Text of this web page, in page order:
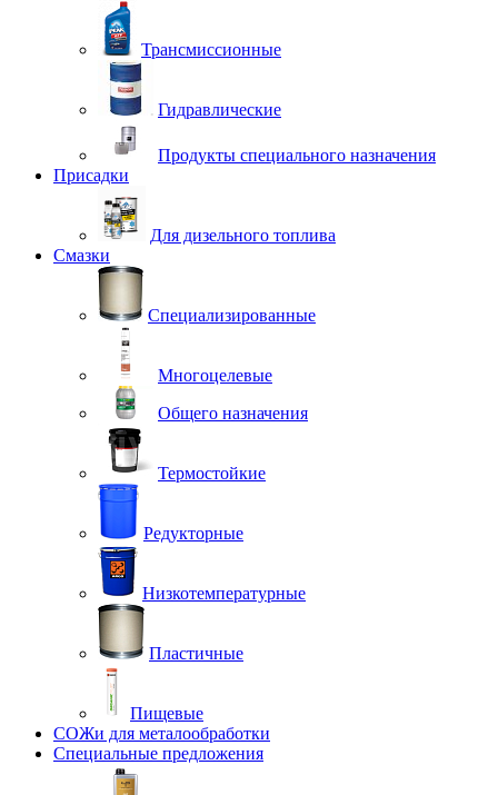
Трансмиссионные
Гидравлические
Продукты специального назначения
Присадки
Для дизельного топлива
Смазки
Специализированные
Многоцелевые
Общего назначения
Термостойкие
Редукторные
Низкотемпературные
Пластичные
Пищевые
СОЖи для металообработки
Специальные предложения